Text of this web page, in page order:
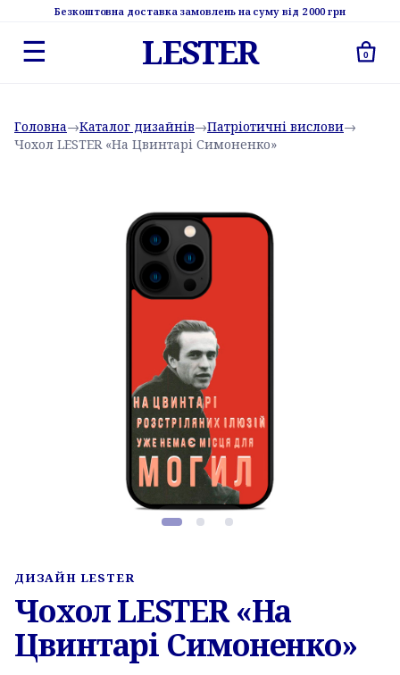
Безкоштовна доставка замовлень на суму від 2 000 грн
☰ LESTER 0
Головна→Каталог дизайнів→Патріотичні вислови→
Чохол LESTER «На Цвинтарі Симоненко»
ДИЗАЙН LESTER
Чохол LESTER «На
Цвинтарі Симоненко»